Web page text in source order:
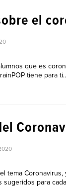
el
que es
tiene para
tema
para